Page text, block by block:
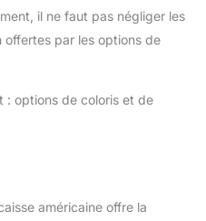
il ne faut pas négliger les
offertes par les options de
: options de coloris et de
américaine offre la